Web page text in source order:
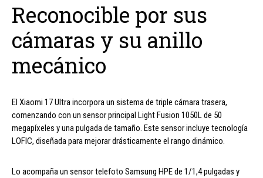
Reconocible por sus
cámaras y su anillo
mecánico
El Xiaomi 17 Ultra incorpora un sistema de triple cámara trasera,
comenzando con un sensor principal Light Fusion 1050L de 50
megapíxeles y una pulgada de tamaño. Este sensor incluye tecnología
LOFIC, diseñada para mejorar drásticamente el rango dinámico.
Lo acompaña un sensor telefoto Samsung HPE de 1/1,4 pulgadas y